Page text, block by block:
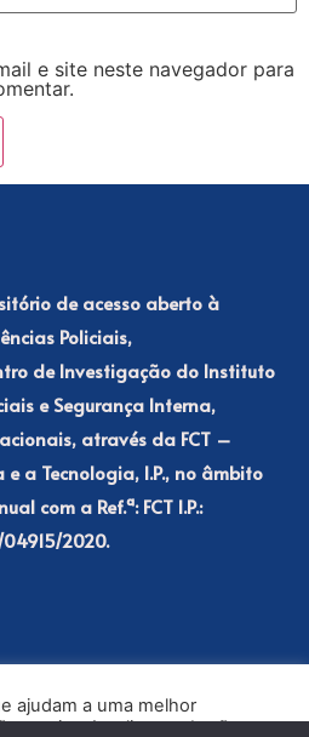
e site neste navegador para
de acesso aberto à
Policiais,
de Investigação do Instituto
e Segurança Interna,
através da FCT –
a Tecnologia, I.P., no âmbito
com a Ref.ª: FCT I.P.:
04915/2020.
ajudam a uma melhor
no site. Ao clicar no botão